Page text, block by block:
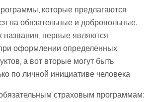
которые предлагаются
на обязательные и добровольные.
названия, первые являются
оформлении определенных
а вот вторые могут быть
по личной инициативе человека.
страховым программам: